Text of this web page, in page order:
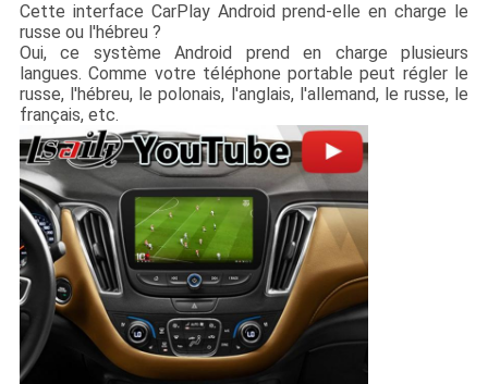
Cette interface CarPlay Android prend-elle en charge le
russe ou l'hébreu ?
Oui, ce système Android prend en charge plusieurs
langues. Comme votre téléphone portable peut régler le
russe, l'hébreu, le polonais, l'anglais, l'allemand, le russe, le
français, etc.